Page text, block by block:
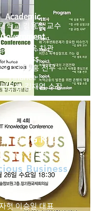
Academic
학교 김용학 교수
Government
부 이병욱 차관
Business
박기홍 전무
Finance
은행 김재열 소장
프랜차이즈
헛 이승일 대표
4회 GKC
식 경영
Business